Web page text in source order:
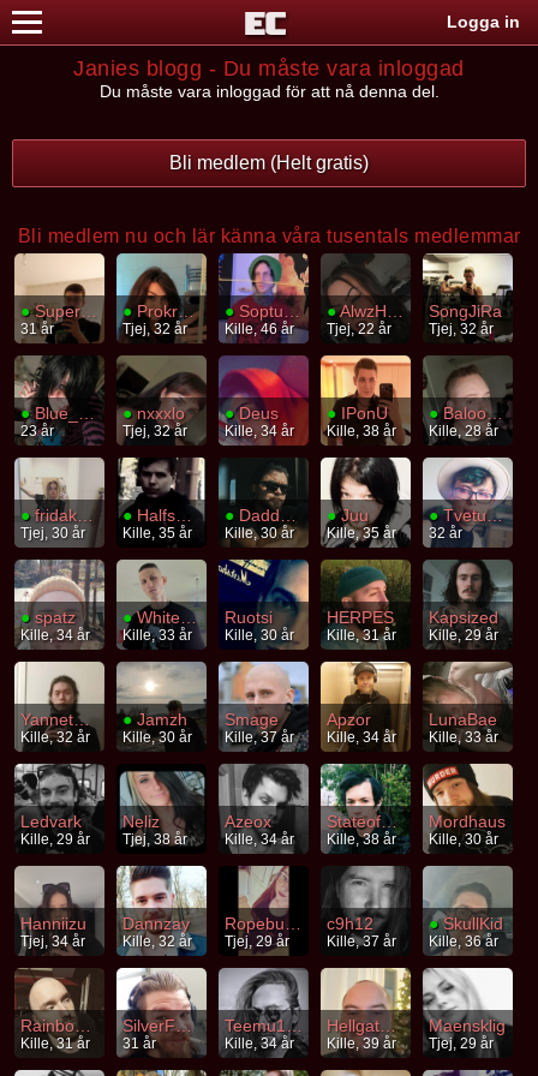
Logga in
Janies blogg - Du måste vara inloggad
Du måste vara inloggad för att nå denna del.
Bli medlem (Helt gratis)
Bli medlem nu och lär känna våra tusentals medlemmar
●SuperHans
31 år
●Prokrastinering
Tjej, 32 år
●Soptunnekatt
Kille, 46 år
●AlwzHalwz
Tjej, 22 år
SongJiRa
Tjej, 32 år
●Blue_shadow
23 år
●nxxxlo
Tjej, 32 år
●Deus
Kille, 34 år
●IPonU
Kille, 38 år
●Baloothepanda
Kille, 28 år
●fridakaninte
Tjej, 30 år
●Halfshagged
Kille, 35 år
●DaddyDroe
Kille, 30 år
●Juu
Kille, 35 år
●Tvetungad
32 år
●spatz
Kille, 34 år
●Whitenoise92
Kille, 33 år
Ruotsi
Kille, 30 år
HERPES
Kille, 31 år
Kapsized
Kille, 29 år
Yannethesaftig
Kille, 32 år
●Jamzh
Kille, 30 år
Smage
Kille, 37 år
Apzor
Kille, 34 år
LunaBae
Kille, 33 år
Ledvark
Kille, 29 år
Neliz
Tjej, 38 år
Azeox
Kille, 34 år
Stateofwar
Kille, 38 år
Mordhaus
Kille, 30 år
Hanniizu
Tjej, 34 år
Dannzay
Kille, 32 år Tjej, 29 år
c9h12
Kille, 37 år
●SkullKid
Kille, 36 år
RainbowOfDoom
Kille, 31 år
SilverFolie
31 år
Teemu1991
Kille, 34 år
Hellgate666
Kille, 39 år
Maensklig
Tjej, 29 år